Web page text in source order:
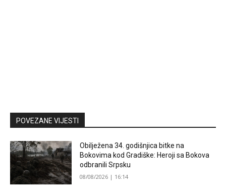
POVEZANE VIJESTI
Obilježena 34. godišnjica bitke na
Bokovima kod Gradiške: Heroji sa Bokova
odbranili Srpsku
08/08/2026 | 16:14